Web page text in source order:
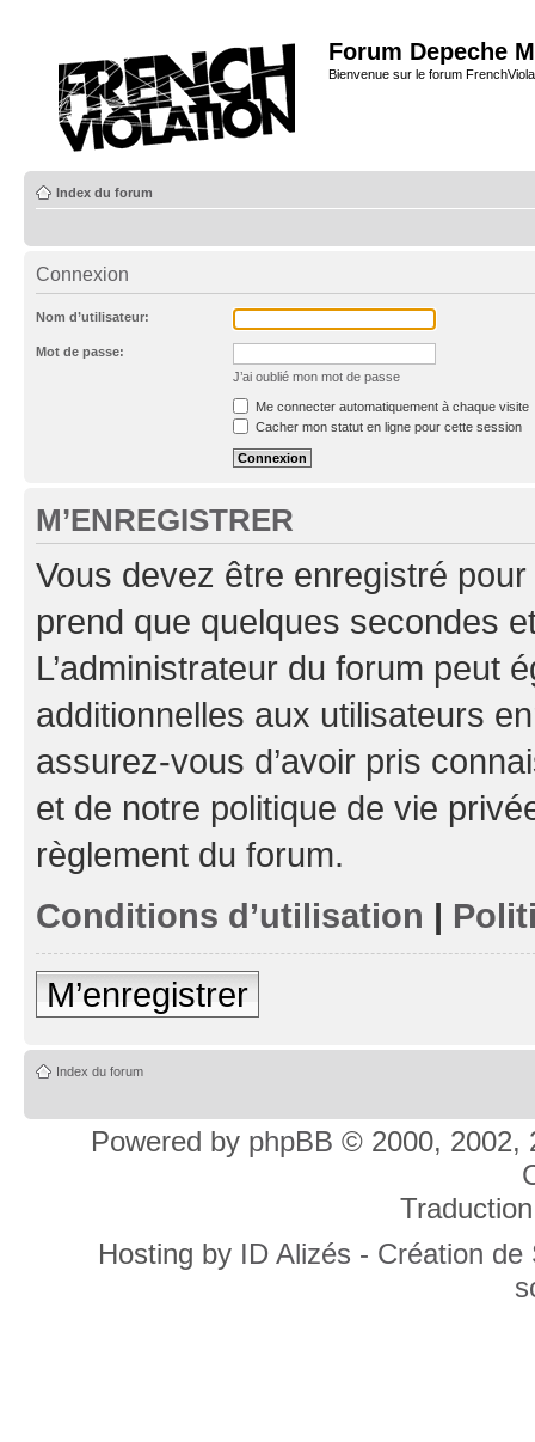
Forum Depeche
Bienvenue sur le forum
Index du forum
Connexion
Nom d’utilisateur:
Mot de passe:
J’ai oublié mon mot de passe
Me connecter automatiquement à chaque visite
Cacher mon statut en ligne pour cette session
M’ENREGISTRER
Vous devez être enregistré
prend que quelques secondes
L’administrateur du forum peut
additionnelles aux utilisateurs
assurez-vous d’avoir pris
et de notre politique de vie
règlement du forum.
Conditions d’utilisation |
M’enregistrer
Index du forum
Powered by phpBB © 2000, 2002,
Hosting by ID Alizés - Création